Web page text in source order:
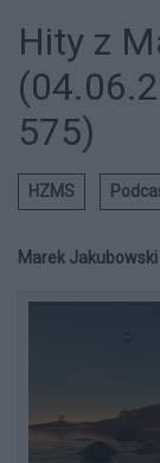
Hity z
575)
HZMS
Marek Jakubowski